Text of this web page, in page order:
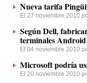
Nueva tarifa
El 27 noviembre 2010
Según Dell,
terminales Android
El 04 noviembre 2010
Microsoft podría
El 20 noviembre 2010